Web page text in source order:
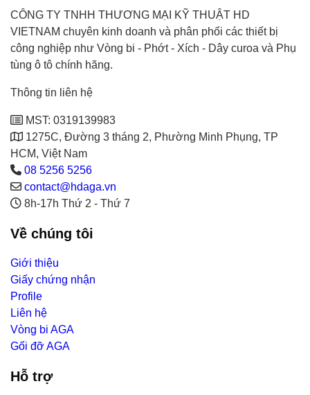
CÔNG TY TNHH THƯƠNG MẠI KỸ THUẬT HD
VIETNAM chuyên kinh doanh và phân phối các thiết bị
công nghiệp như Vòng bi - Phớt - Xích - Dây curoa và Phụ
tùng ô tô chính hãng.
Thông tin liên hệ
MST: 0319139983
1275C, Đường 3 tháng 2, Phường Minh Phụng, TP
HCM, Việt Nam
08 5256 5256
contact@hdaga.vn
8h-17h Thứ 2 - Thứ 7
Về chúng tôi
Giới thiệu
Giấy chứng nhận
Profile
Liên hệ
Vòng bi AGA
Gối đỡ AGA
Hỗ trợ